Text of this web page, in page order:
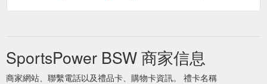
SportsPower BSW 商家信息
商家網站、聯繫電話以及禮品卡、購物卡資訊。 禮卡名稱